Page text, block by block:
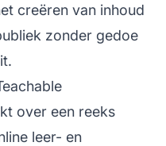
creëren van inhoud
zonder gedoe
over een reeks
leer- en